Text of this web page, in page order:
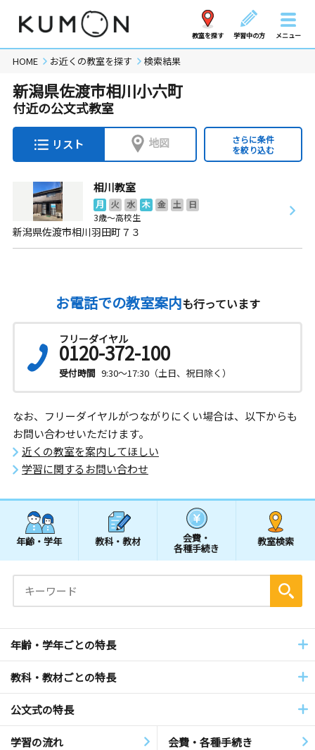
教室を探す 学習中の方 メニュー
HOME お近くの教室を探す 検索結果
新潟県佐渡市相川小六町
付近の公文式教室
リスト 地図
さらに条件
を絞り込む
相川教室
月 火 水 木 金 土
日
3歳～高校生
新潟県佐渡市相川羽田町７３
お電話での教室案内も行っています
フリーダイヤル
0120-372-100
受付時間 9:30～17:30（土日、祝日除く）
なお、フリーダイヤルがつながりにくい場合は、以下からも
お問い合わせいただけます。
近くの教室を案内してほしい
学習に関するお問い合わせ
年齢・学年 教科・教材 会費・
各種手続き
教室検索
年齢・学年ごとの特長
教科・教材ごとの特長
公文式の特長
学習の流れ 会費・各種手続き